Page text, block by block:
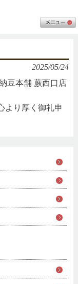
2025/05/24
豆本舗 蕨西口店
より厚く御礼申